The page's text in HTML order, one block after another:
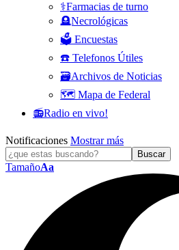
⚕️Farmacias de turno
🪦Necrológicas
🗳️ Encuestas
☎️ Telefonos Útiles
🗃️Archivos de Noticias
🗺️ Mapa de Federal
📻Radio en vivo!
Notificaciones Mostrar más
TamañoAa